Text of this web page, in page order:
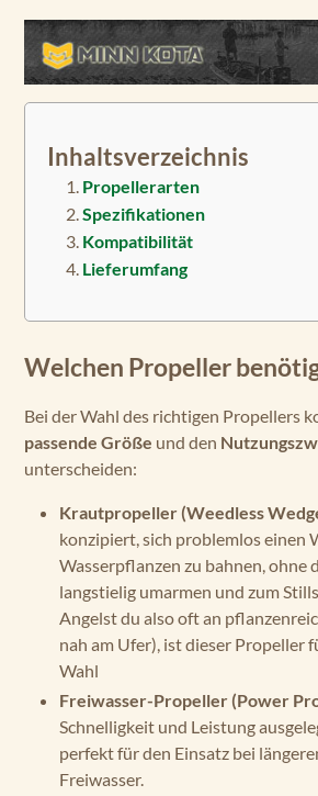
Inhaltsverzeichnis
Propellerarten
Spezifikationen
Kompatibilität
Lieferumfang
Welchen Propeller
Bei der Wahl des richtigen Propellers
passende Größe und den
unterscheiden:
Krautpropeller (Weedless
konzipiert, sich problemlos einen
Wasserpflanzen zu bahnen, ohne
langstielig umarmen und zum
Angelst du also oft an
nah am Ufer), ist dieser Propeller
Wahl
Freiwasser-Propeller (Power
Schnelligkeit und Leistung
perfekt für den Einsatz bei
Freiwasser.